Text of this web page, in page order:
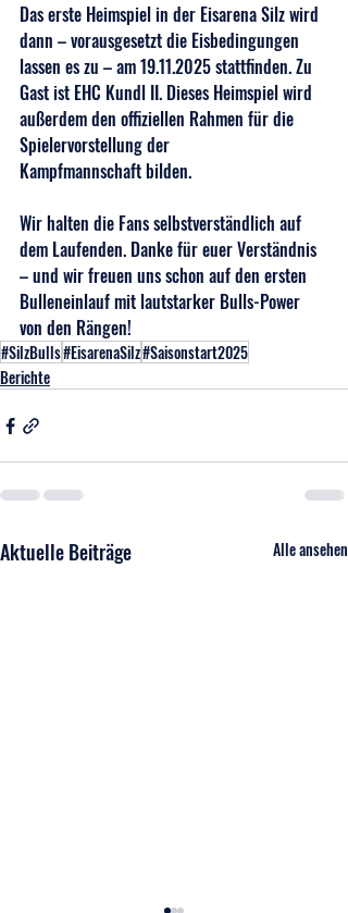
Das erste Heimspiel in der Eisarena Silz wird
dann – vorausgesetzt die Eisbedingungen
lassen es zu – am 19.11.2025 stattfinden. Zu
Gast ist EHC Kundl II. Dieses Heimspiel wird
außerdem den offiziellen Rahmen für die
Spielervorstellung der
Kampfmannschaft bilden.
Wir halten die Fans selbstverständlich auf
dem Laufenden. Danke für euer Verständnis
– und wir freuen uns schon auf den ersten
Bulleneinlauf mit lautstarker Bulls-Power
von den Rängen!
#SilzBulls#EisarenaSilz#Saisonstart2025
Berichte
Aktuelle Beiträge Alle ansehen